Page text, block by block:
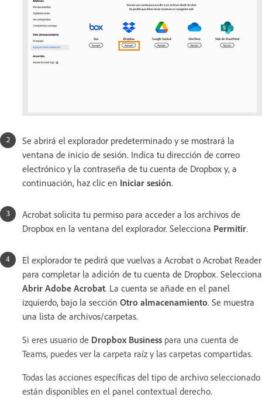
Se abrirá el explorador predeterminado y se mostrará la
ventana de inicio de sesión. Indica tu dirección de correo
electrónico y la contraseña de tu cuenta de Dropbox y, a
continuación, haz clic en Iniciar sesión.
Acrobat solicita tu permiso para acceder a los archivos de
Dropbox en la ventana del explorador. Selecciona Permitir.
El explorador te pedirá que vuelvas a Acrobat o Acrobat Reader
para completar la adición de tu cuenta de Dropbox. Selecciona
Abrir Adobe Acrobat. La cuenta se añade en el panel
izquierdo, bajo la sección Otro almacenamiento. Se muestra
una lista de archivos/carpetas.
Si eres usuario de Dropbox Business para una cuenta de
Teams, puedes ver la carpeta raíz y las carpetas compartidas.
Todas las acciones específicas del tipo de archivo seleccionado
están disponibles en el panel contextual derecho.